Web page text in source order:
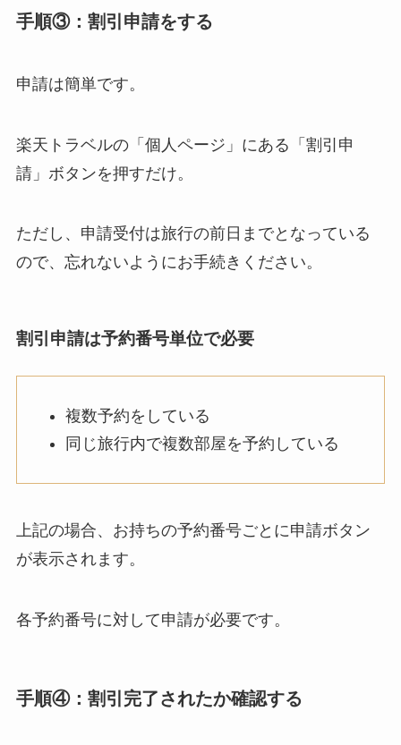
手順③：割引申請をする
申請は簡単です。
楽天トラベルの「個人ページ」にある「割引申
請」ボタンを押すだけ。
ただし、申請受付は旅行の前日までとなっている
ので、忘れないようにお手続きください。
割引申請は予約番号単位で必要
複数予約をしている
同じ旅行内で複数部屋を予約している
上記の場合、お持ちの予約番号ごとに申請ボタン
が表示されます。
各予約番号に対して申請が必要です。
手順④：割引完了されたか確認する